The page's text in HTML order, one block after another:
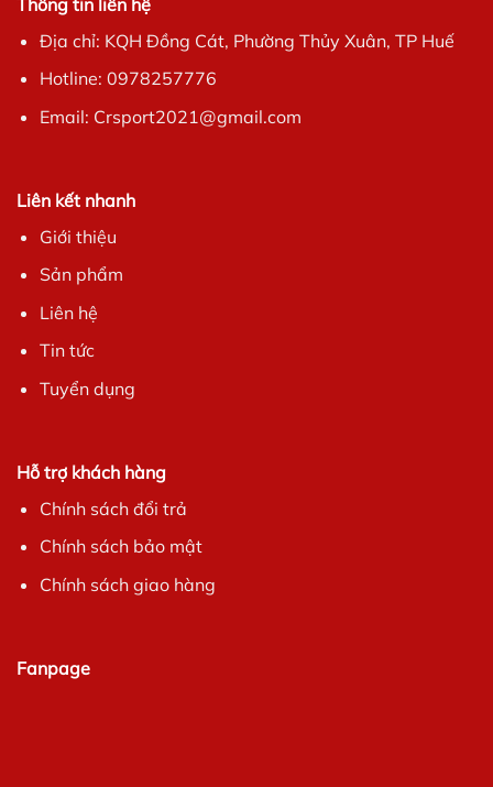
Địa chỉ: KQH Đồng Cát, Phường Thủy Xuân, TP Huế
Hotline: 0978257776
Email: Crsport2021@gmail.com
Liên kết nhanh
Giới thiệu
Sản phẩm
Liên hệ
Tin tức
Tuyển dụng
Hỗ trợ khách hàng
Chính sách đổi trả
Chính sách bảo mật
Chính sách giao hàng
Fanpage